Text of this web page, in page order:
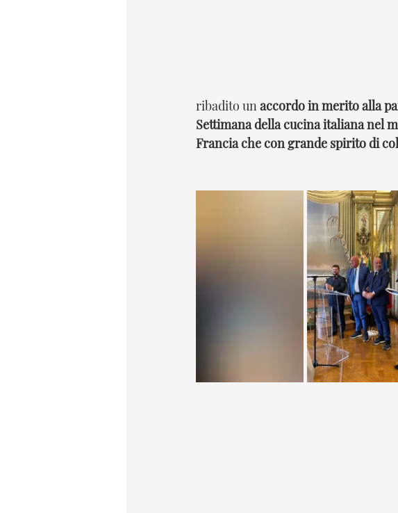
ribadito un accordo in merito alla
Settimana della cucina italiana nel
Francia che con grande spirito di